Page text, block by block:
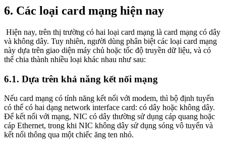
6. Các loại card mạng hiện nay
Hiện nay, trên thị trường có hai loại card mạng là card mạng có dây
và không dây. Tuy nhiên, người dùng phân biệt các loại card mạng
này dựa trên giao diện máy chủ hoặc tốc độ truyền dữ liệu, và có
thể chia thành nhiều loại khác nhau như sau:
6.1. Dựa trên khả năng kết nối mạng
Nếu card mạng có tính năng kết nối với modem, thì bộ định tuyến
có thể có hai dạng network interface card: có dây hoặc không dây.
Để kết nối với mạng, NIC có dây thường sử dụng cáp quang hoặc
cáp Ethernet, trong khi NIC không dây sử dụng sóng vô tuyến và
kết nối thông qua một chiếc ăng ten nhỏ.